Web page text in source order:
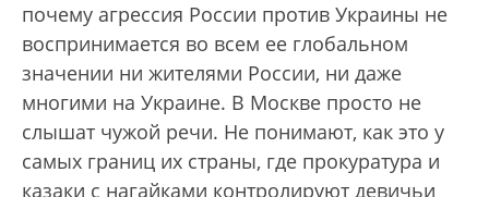
почему агрессия России против Украины не
воспринимается во всем ее глобальном
значении ни жителями России, ни даже
многими на Украине. В Москве просто не
слышат чужой речи. Не понимают, как это у
самых границ их страны, где прокуратура и
казаки с нагайками контролируют девичьи